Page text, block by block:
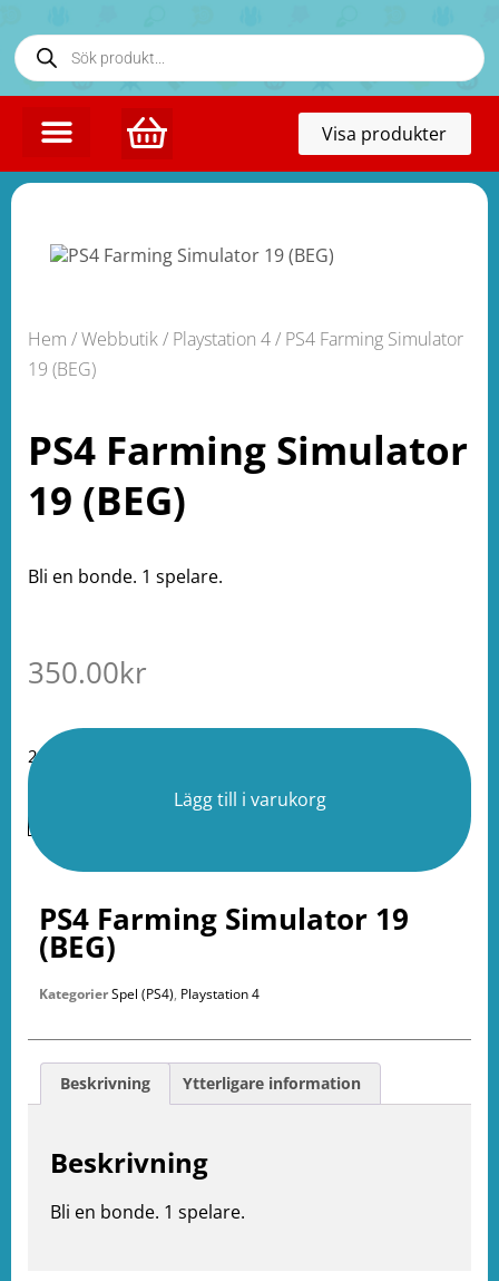
Visa produkter
Hem /Webbutik/ Playstation 4/ PS4 Farming Simulator
19 (BEG)
PS4 Farming Simulator
19 (BEG)
Bli en bonde. 1 spelare.
350.00kr
2 i lager
Lägg till i varukorg
PS4 Farming Simulator 19
(BEG)
KategorierSpel (PS4), Playstation 4
Beskrivning Ytterligare information
Beskrivning
Bli en bonde. 1 spelare.